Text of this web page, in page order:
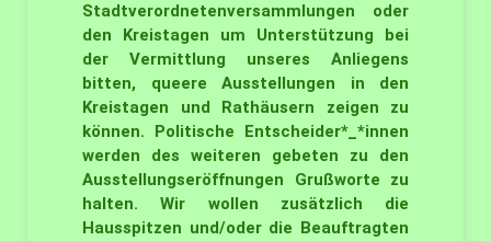
Stadtverordnetenversammlungen oder
den Kreistagen um Unterstützung bei
der Vermittlung unseres Anliegens
bitten, queere Ausstellungen in den
Kreistagen und Rathäusern zeigen zu
können. Politische Entscheider*_*innen
werden des weiteren gebeten zu den
Ausstellungseröffnungen Grußworte zu
halten. Wir wollen zusätzlich die
Hausspitzen und/oder die Beauftragten